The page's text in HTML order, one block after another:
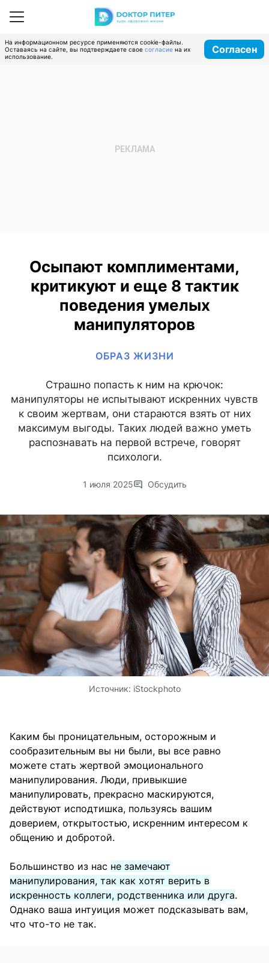
На информационном ресурсе применяются cookie-файлы.
Оставаясь на сайте, вы подтверждаете свое согласие на их
использование.
Согласен
Осыпают комплиментами,
критикуют и еще 8 тактик
поведения умелых
манипуляторов
ОБРАЗ ЖИЗНИ
Страшно попасть к ним на крючок:
манипуляторы не испытывают искренних чувств
к своим жертвам, они стараются взять от них
максимум выгоды. Таких людей важно уметь
распознавать на первой встрече, говорят
психологи.
1 июля 2025 Обсудить
Источник: iStockphoto
Каким бы проницательным, осторожным и
сообразительным вы ни были, вы все равно
можете стать жертвой эмоционального
манипулирования. Люди, привыкшие
манипулировать, прекрасно маскируются,
действуют исподтишка, пользуясь вашим
доверием, открытостью, искренним интересом к
общению и добротой.
Большинство из нас не замечают
манипулирования, так как хотят верить в
искренность коллеги, родственника или друга.
Однако ваша интуиция может подсказывать вам,
что что-то не так.